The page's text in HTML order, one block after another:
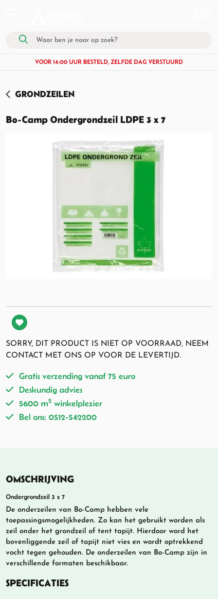
VOOR 14:00 UUR BESTELD, ZELFDE DAG VERSTUURD
GRONDZEILEN
Bo-Camp Ondergrondzeil LDPE 3 x 7
SORRY, DIT PRODUCT IS NIET OP VOORRAAD, NEEM
CONTACT MET ONS OP VOOR DE LEVERTIJD.
Gratis verzending vanaf 75 euro
Deskundig advies
5600 m2 winkelplezier
Bel ons: 0512-542200
OMSCHRIJVING
Ondergrondzeil 3 x 7
De onderzeilen van Bo-Camp hebben vele
toepassingsmogelijkheden. Zo kan het gebruikt worden als
zeil onder het grondzeil of tent tapijt. Hierdoor word het
bovenliggende zeil of tapijt niet vies en wordt optrekkend
vocht tegen gehouden. De onderzeilen van Bo-Camp zijn in
verschillende formaten beschikbaar.
SPECIFICATIES